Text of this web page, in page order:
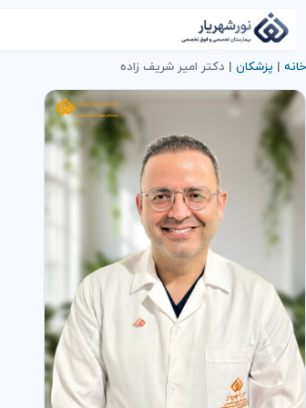
خانه | پزشکان | دكتر امير شريف زاده